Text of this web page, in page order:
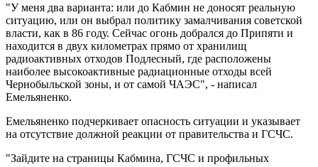
"У меня два варианта: или до Кабмин не доносят реальную
ситуацию, или он выбрал политику замалчивания советской
власти, как в 86 году. Сейчас огонь добрался до Припяти и
находится в двух километрах прямо от хранилищ
радиоактивных отходов Подлесный, где расположены
наиболее высокоактивные радиационные отходы всей
Чернобыльской зоны, и от самой ЧАЭС", - написал
Емельяненко.
Емельяненко подчеркивает опасность ситуации и указывает
на отсутствие должной реакции от правительства и ГСЧС.
"Зайдите на страницы Кабмина, ГСЧС и профильных